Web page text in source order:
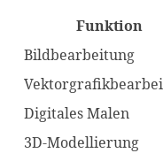
Funktion
Bildbearbeitung
Digitales Malen
3D-Modellierung